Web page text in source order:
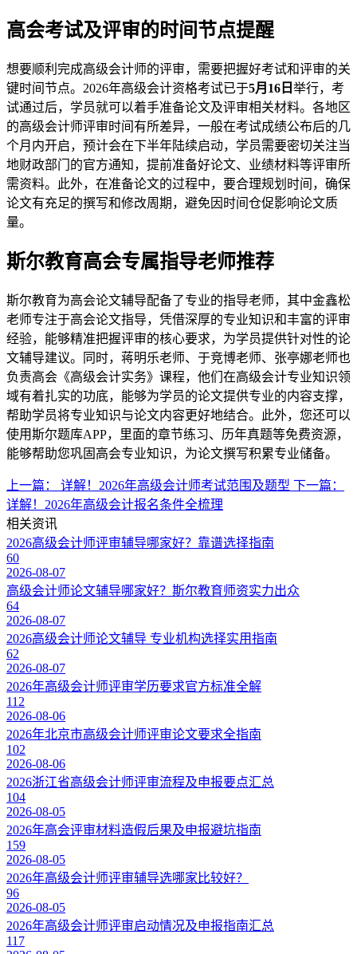
高会考试及评审的时间节点提醒
想要顺利完成高级会计师的评审，需要把握好考试和评审的关
键时间节点。2026年高级会计资格考试已于5月16日 举行，考
试通过后，学员就可以着手准备论文及评审相关材料。各地区
的高级会计师评审时间有所差异，一般在考试成绩公布后的几
个月内开启，预计会在下半年陆续启动，学员需要密切关注当
地财政部门的官方通知，提前准备好论文、业绩材料等评审所
需资料。此外，在准备论文的过程中，要合理规划时间，确保
论文有充足的撰写和修改周期，避免因时间仓促影响论文质
量。
斯尔教育高会专属指导老师推荐
斯尔教育为高会论文辅导配备了专业的指导老师，其中金鑫松
老师专注于高会论文指导，凭借深厚的专业知识和丰富的评审
经验，能够精准把握评审的核心要求，为学员提供针对性的论
文辅导建议。同时，蒋明乐老师、于竞博老师、张亭娜老师也
负责高会《高级会计实务》课程，他们在高级会计专业知识领
域有着扎实的功底，能够为学员的论文提供专业的内容支撑，
帮助学员将专业知识与论文内容更好地结合。此外，您还可以
使用斯尔题库APP，里面的章节练习、历年真题等免费资源，
能够帮助您巩固高会专业知识，为论文撰写积累专业储备。
上一篇： 详解！2026年高级会计师考试范围及题型 下一篇：
详解！2026年高级会计报名条件全梳理
相关资讯
2026高级会计师评审辅导哪家好？靠谱选择指南
60
2026-08-07
高级会计师论文辅导哪家好？斯尔教育师资实力出众
64
2026-08-07
2026高级会计师论文辅导 专业机构选择实用指南
62
2026-08-07
2026年高级会计师评审学历要求官方标准全解
112
2026-08-06
2026年北京市高级会计师评审论文要求全指南
102
2026-08-06
2026浙江省高级会计师评审流程及申报要点汇总
104
2026-08-05
2026年高会评审材料造假后果及申报避坑指南
159
2026-08-05
2026年高级会计师评审辅导选哪家比较好？
96
2026-08-05
2026年高级会计师评审启动情况及申报指南汇总
117